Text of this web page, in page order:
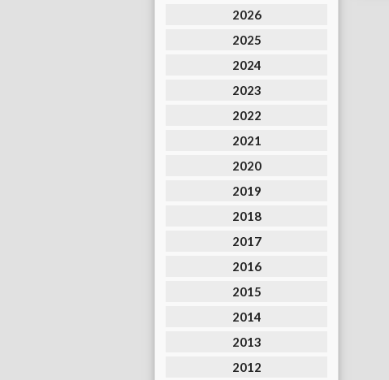
2026
2025
2024
2023
2022
2021
2020
2019
2018
2017
2016
2015
2014
2013
2012